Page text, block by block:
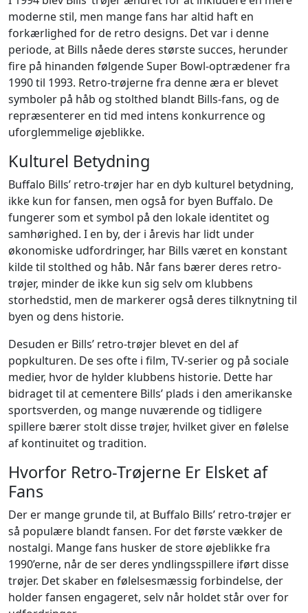
moderne stil, men mange fans har altid haft en
forkærlighed for de retro designs. Det var i denne
periode, at Bills nåede deres største succes, herunder
fire på hinanden følgende Super Bowl-optrædener fra
1990 til 1993. Retro-trøjerne fra denne æra er blevet
symboler på håb og stolthed blandt Bills-fans, og de
repræsenterer en tid med intens konkurrence og
uforglemmelige øjeblikke.
Kulturel Betydning
Buffalo Bills’ retro-trøjer har en dyb kulturel betydning,
ikke kun for fansen, men også for byen Buffalo. De
fungerer som et symbol på den lokale identitet og
samhørighed. I en by, der i årevis har lidt under
økonomiske udfordringer, har Bills været en konstant
kilde til stolthed og håb. Når fans bærer deres retro-
trøjer, minder de ikke kun sig selv om klubbens
storhedstid, men de markerer også deres tilknytning til
byen og dens historie.
Desuden er Bills’ retro-trøjer blevet en del af
popkulturen. De ses ofte i film, TV-serier og på sociale
medier, hvor de hylder klubbens historie. Dette har
bidraget til at cementere Bills’ plads i den amerikanske
sportsverden, og mange nuværende og tidligere
spillere bærer stolt disse trøjer, hvilket giver en følelse
af kontinuitet og tradition.
Hvorfor Retro-Trøjerne Er Elsket af
Fans
Der er mange grunde til, at Buffalo Bills’ retro-trøjer er
så populære blandt fansen. For det første vækker de
nostalgi. Mange fans husker de store øjeblikke fra
1990’erne, når de ser deres yndlingsspillere iført disse
trøjer. Det skaber en følelsesmæssig forbindelse, der
holder fansen engageret, selv når holdet står over for